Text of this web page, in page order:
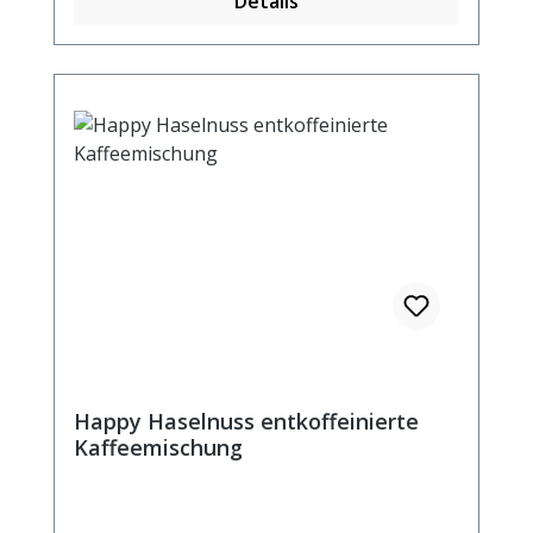
Happy Haselnuss entkoffeinierte
Kaffeemischung